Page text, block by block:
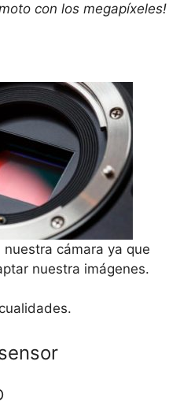
con los megapíxeles!
cámara ya que
nuestra imágenes.